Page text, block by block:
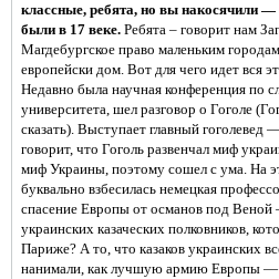
классные, ребята, но вы накосячили
были в 17 веке. Ребята – говорит нам
Магдебургское право маленьким
европейски дом. Вот для чего идет вся
Недавно была научная конференция по
университета, шел разговор о Гоголе
сказать). Выступает главный гоголевед
говорит, что Гоголь развенчал миф
миф Украины, поэтому сошел с ума. На
буквально взбесилась немецкая
спасение Европы от османов под
украинских казаческих полковников,
Париже? А то, что казаков украинских
нанимали, как лучшую армию Европы